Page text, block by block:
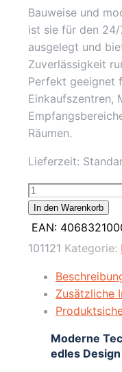
Bauweise und
ist sie für den
ausgelegt und
Zuverlässigkeit
Perfekt geeignet
Einkaufszentren,
Räumen.
Lieferzeit:
55"
Digitale
Infostele,
Weiß
Touch
Display
In den Warenkorb
EAN:
101121 Kategorie:
Zusätzliche
Moderne
edles Design